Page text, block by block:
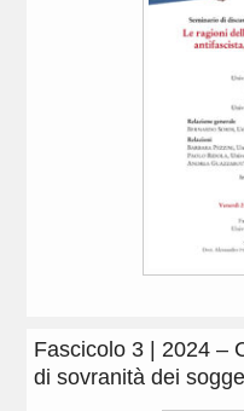
Fascicolo 3 | 2024 –
di sovranità dei